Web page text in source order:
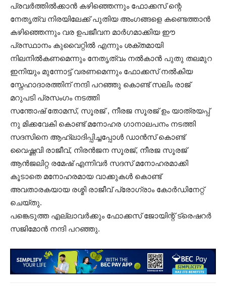
പ്രവർത്തിൽക്കാൻ കഴിഞ്ഞെന്നും ഫോക്കസ് ന്റെ
നേതൃത്വ നിരയിലേക്ക് പുതിയ അംഗങ്ങളെ കണ്ടെത്താൻ
കഴിഞ്ഞെന്നും വര ഉപജീവന മാർഗമാക്കിയ ഈ
പ്രസ്ഥാനം കുവൈറ്റിൽ എന്നും ശക്തമായി
നിലനിൽകണമെന്നും നേതൃത്വം നൽകാൻ പുതു തലമുറ
ഇനിയും മുന്നോട്ട് വരണമെന്നും ഫോക്കസ് നൽകിയ
സ്നേഹാദാരത്തിന് നന്ദി പറഞ്ഞു കൊണ്ട് സലിം രാജ്
മറുപടി പ്രസംഗം നടത്തി
സന്തോഷ് തോമസ്, സൂരജ് , നീരജ സൂരജ് ഉം യാത്രയപ്പ്
നു മിക്കവേകി കൊണ്ട് മനോഹര ഗാനാലപനം നടത്തി
സദസിനെ ആഹ്ലാദിപ്പിച്ചപ്പോൾ ഡാൻസ് കൊണ്ട്
വൈഷ്ണവി രാജീവ്, നിരൻജന സൂരജ്, നീരജ സൂരജ്
ആൻജലിറ്റ രമേഷ് എന്നിവർ സദസ് മനോഹരമാക്കി
കൂടാതെ മനോഹരമായ വാക്കുകൾ കൊണ്ട്
അവതാരകയായ രശ്മി രാജീവ് പ്രോഗ്രാം കോർഡിനേറ്റ്
ചെയ്തു.
പങ്കെടുത്ത എല്ലാവർക്കും ഫോക്കസ് ജോയിന്റ് ട്രെഷറർ
സജിമോൻ നന്ദി പറഞ്ഞു.